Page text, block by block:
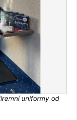
uniformy od